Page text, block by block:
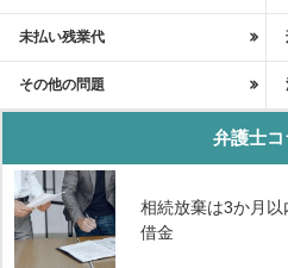
未払い残業代
その他の問題
弁護士コ
相続放棄は3か月以
借金